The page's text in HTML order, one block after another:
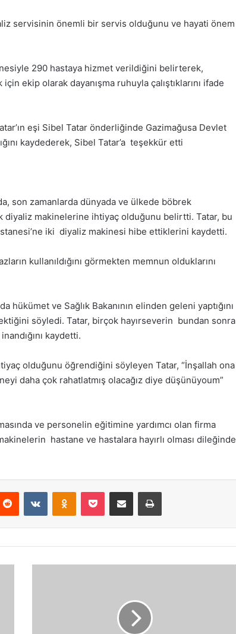
servisinin önemli bir servis olduğunu ve hayati önem
290 hastaya hizmet verildiğini belirterek,
ekip olarak dayanışma ruhuyla çalıştıklarını ifade
eşi Sibel Tatar önderliğinde Gazimağusa Devlet
kaydederek, Sibel Tatar’a teşekkür etti
son zamanlarda dünyada ve ülkede böbrek
diyaliz makinelerine ihtiyaç olduğunu belirtti. Tatar, bu
iki diyaliz makinesi hibe ettiklerini kaydetti.
kullanıldığını görmekten memnun olduklarını
ve Sağlık Bakanının elinden geleni yaptığını
söyledi. Tatar, birçok hayırseverin bundan sonra
kaydetti.
olduğunu öğrendiğini söyleyen Tatar, “İnşallah ona
daha çok rahatlatmış olacağız diye düşünüyoum”
ve personelin eğitimine yardımcı olan firma
hastane ve hastalara hayırlı olması dileğinde
Reddit VKontakteOdnoklassniki
Pocket E-Posta ile paylaş Yazdır